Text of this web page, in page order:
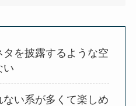
を披露するような空
い
い系が多くて楽しめ